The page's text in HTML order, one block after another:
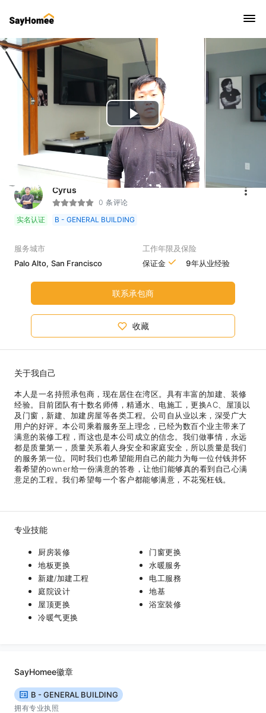
Play
Video
Cyrus
0 条评论
实名认证
B - GENERAL BUILDING
服务城市
Palo Alto, San Francisco
工作年限及保险
保证金
9年从业经验
联系承包商
收藏
关于我自己
本人是一名持照承包商，现在居住在湾区。具有丰富的加建、装修
经验。目前团队有十数名师傅，精通水、电施工，更换AC、屋顶以
及门窗，新建、加建房屋等各类工程。公司自从业以来，深受广大
用户的好评。本公司乘着服务至上理念，已经为数百个业主带来了
满意的装修工程，而这也是本公司成立的信念。我们做事情，永远
都是质量第一，质量关系着人身安全和家庭安全，所以质量是我们
的服务第一位。同时我们也希望能用自己的能力为每一位付钱并怀
着希望的owner给一份满意的答卷，让他们能够真的看到自己心满
意足的工程。我们希望每一个客户都能够满意，不花冤枉钱。
专业技能
厨房装修
地板更换
新建/加建工程
庭院设计
屋顶更换
冷暖气更换
门窗更换
水暖服务
电工服務
地基
浴室裝修
SayHomee徽章
B - GENERAL BUILDING
拥有专业执照